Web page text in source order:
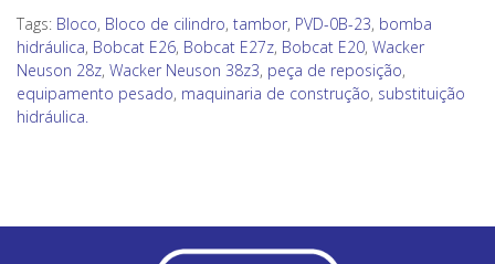
Tags: Bloco, Bloco de cilindro, tambor, PVD-0B-23, bomba
hidráulica, Bobcat E26, Bobcat E27z, Bobcat E20, Wacker
Neuson 28z, Wacker Neuson 38z3, peça de reposição,
equipamento pesado, maquinaria de construção, substituição
hidráulica.